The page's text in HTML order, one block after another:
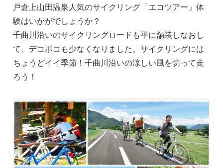
戸倉上山田温泉人気のサイクリング「エコツアー」体
験はいかがでしょうか？
千曲川沿いのサイクリングロードも平に舗装しなおし
て、デコボコも少なくなりました。サイクリングには
ちょうどイイ季節！千曲川沿いの涼しい風を切って走
ろう！